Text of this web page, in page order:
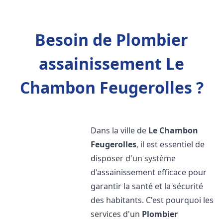
Besoin de Plombier
assainissement Le
Chambon Feugerolles ?
Dans la ville de Le Chambon
Feugerolles, il est essentiel de
disposer d'un système
d'assainissement efficace pour
garantir la santé et la sécurité
des habitants. C'est pourquoi les
services d'un Plombier